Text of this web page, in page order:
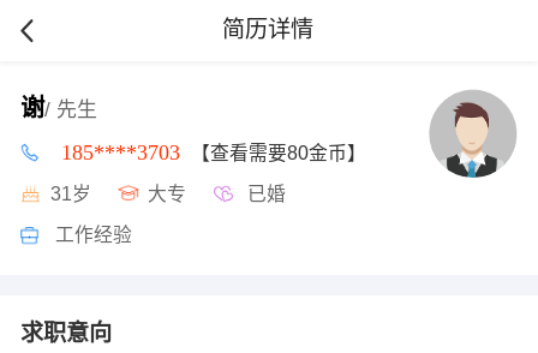
简历详情
谢/ 先生
185****3703 【查看需要80金币】
31岁 大专 已婚
工作经验
求职意向